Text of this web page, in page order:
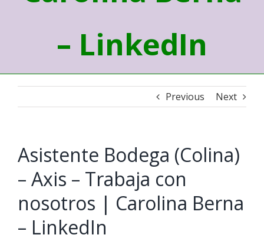
– LinkedIn
Previous Next
Asistente Bodega (Colina)
– Axis – Trabaja con
nosotros | Carolina Berna
– LinkedIn